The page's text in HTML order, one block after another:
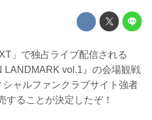
」で独占ライブ配信される
LANDMARK vol.1』の会場観戦
ャルファンクラブサイト強者
することが決定したぞ！